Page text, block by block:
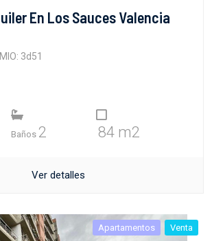
En Los Sauces Valencia
3d51
Baños 2 84 m2
Ver detalles
Apartamentos Venta